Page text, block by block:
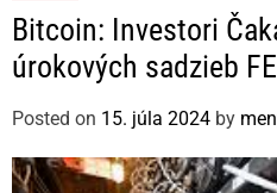
a
t
e
o
r
Bitcoin: Investori
úrokových sadzieb
Posted on 15. júla 2024 by